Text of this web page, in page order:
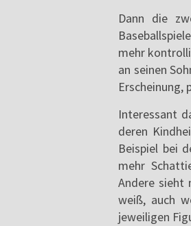
Dann die
mehr
an seinen
Erscheinung,
Interessant
deren
Beispiel bei
mehr
Andere sieht
weiß, auch
jeweiligen